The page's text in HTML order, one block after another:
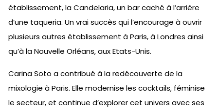
établissement, la Candelaria, un bar caché à l’arrière
d’une taqueria. Un vrai succès qui l’encourage à ouvrir
plusieurs autres établissement à Paris, à Londres ainsi
qu’à la Nouvelle Orléans, aux Etats-Unis.
Carina Soto a contribué à la redécouverte de la
mixologie à Paris. Elle modernise les cocktails, féminise
le secteur, et continue d’explorer cet univers avec ses